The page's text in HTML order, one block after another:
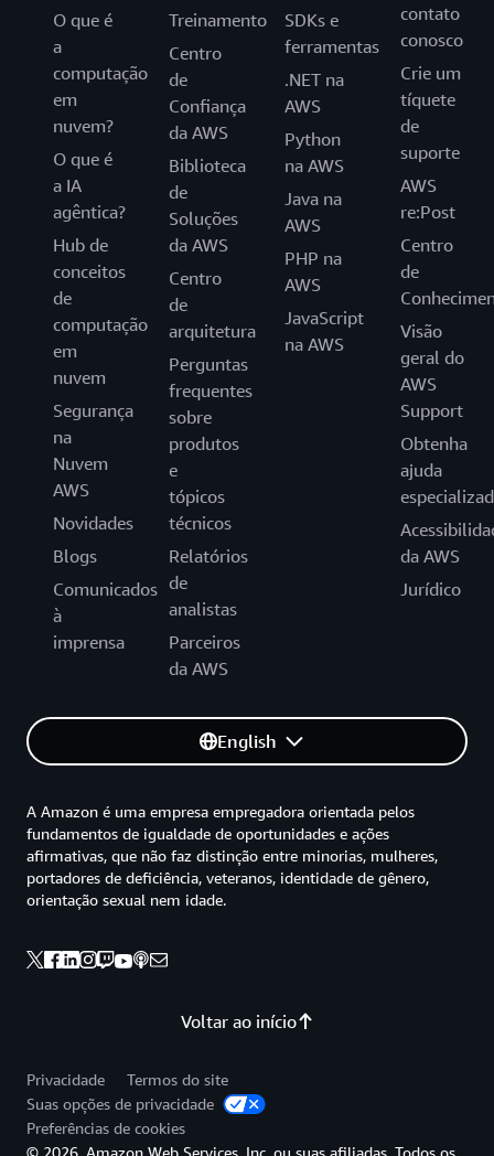
O que é
a
computação
em
nuvem?
O que é
a IA
agêntica?
Hub de
conceitos
de
computação
em
nuvem
Segurança
na
Nuvem
AWS
Novidades
Blogs
Comunicados
à
imprensa
Treinamento
Centro
de
Confiança
da AWS
Biblioteca
de
Soluções
da AWS
Centro
de
arquitetura
Perguntas
frequentes
sobre
produtos
e
tópicos
técnicos
Relatórios
de
analistas
Parceiros
da AWS
SDKs e
ferramentas
.NET na
AWS
Python
na AWS
Java na
AWS
PHP na
AWS
JavaScript
na AWS
contato
conosco
Crie um
tíquete
de
suporte
AWS
re:Post
Centro
de
Visão
geral do
AWS
Support
Obtenha
ajuda
da AWS
Jurídico
English
Voltar ao início
A Amazon é uma empresa empregadora orientada pelos
fundamentos de igualdade de oportunidades e ações
afirmativas, que não faz distinção entre minorias, mulheres,
portadores de deficiência, veteranos, identidade de gênero,
orientação sexual nem idade.
Privacidade
Termos do site
Suas opções de privacidade
Preferências de cookies
© 2026, Amazon Web Services, Inc. ou suas afiliadas. Todos os